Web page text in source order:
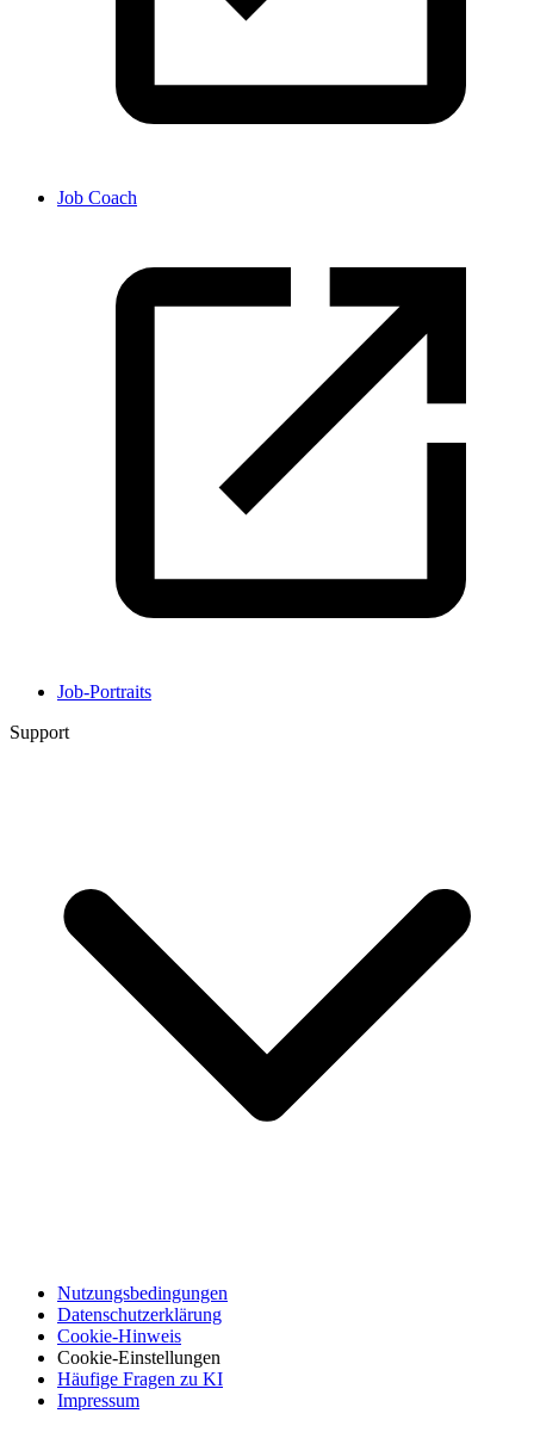
Job Coach
Job-Portraits
Support
Nutzungsbedingungen
Datenschutzerklärung
Cookie-Hinweis
Cookie-Einstellungen
Häufige Fragen zu KI
Impressum